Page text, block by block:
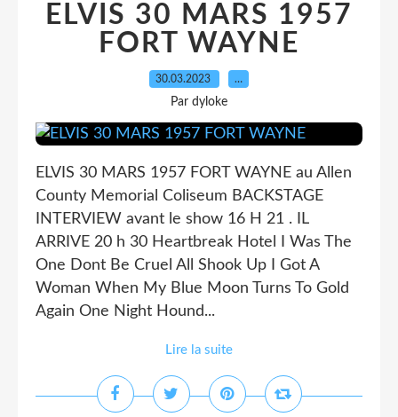
ELVIS 30 MARS 1957
FORT WAYNE
30.03.2023 …
Par dyloke
ELVIS 30 MARS 1957 FORT WAYNE au Allen
County Memorial Coliseum BACKSTAGE
INTERVIEW avant le show 16 H 21 . IL
ARRIVE 20 h 30 Heartbreak Hotel I Was The
One Dont Be Cruel All Shook Up I Got A
Woman When My Blue Moon Turns To Gold
Again One Night Hound...
Lire la suite